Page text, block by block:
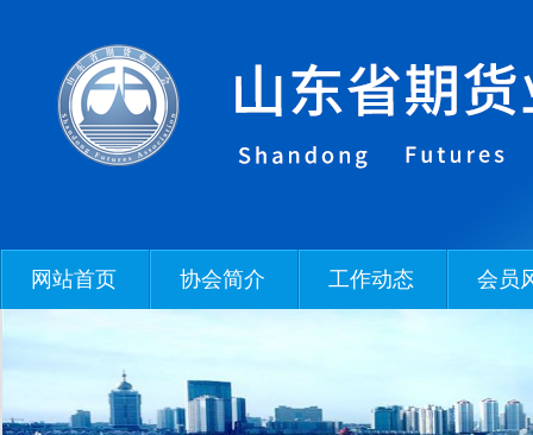
网站首页 协会简介 工作动态 会员